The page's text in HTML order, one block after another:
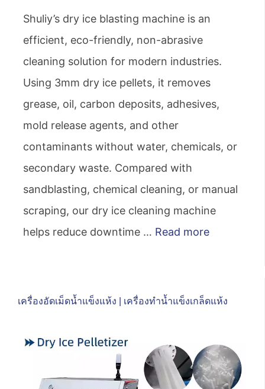
Shuliy’s dry ice blasting machine is an
efficient, eco-friendly, non-abrasive
cleaning solution for modern industries.
Using 3mm dry ice pellets, it removes
grease, oil, carbon deposits, adhesives,
mold release agents, and other
contaminants without water, chemicals, or
secondary waste. Compared with
sandblasting, chemical cleaning, or manual
scraping, our dry ice cleaning machine
helps reduce downtime … Read more
เครื่องอัดเม็ดน้ำแข็งแห้ง | เครื่องทำน้ำแข็งเกล็ดแห้ง